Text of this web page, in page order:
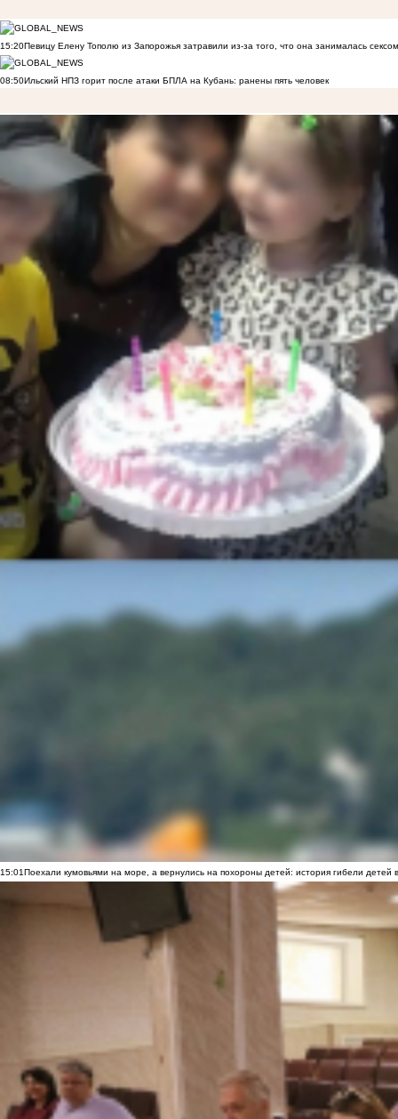
15:20Певицу Елену Тополю из Запорожья затравили из-за того, что она занималась
08:50Ильский НПЗ горит после атаки БПЛА на Кубань: ранены пять человек
15:01Поехали кумовьями на море, а вернулись на похороны детей: история гибели детей